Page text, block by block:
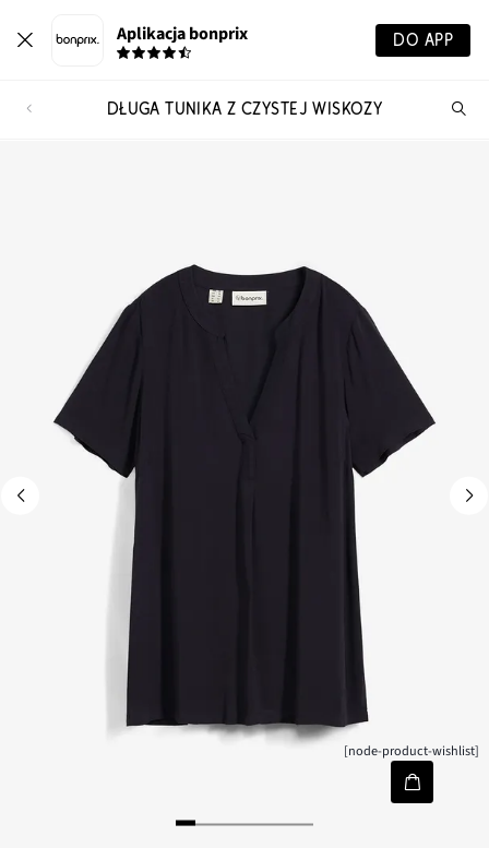
Aplikacja bonprix DO APP
DŁUGA TUNIKA Z CZYSTEJ WISKOZY
[node-product-wishlist]